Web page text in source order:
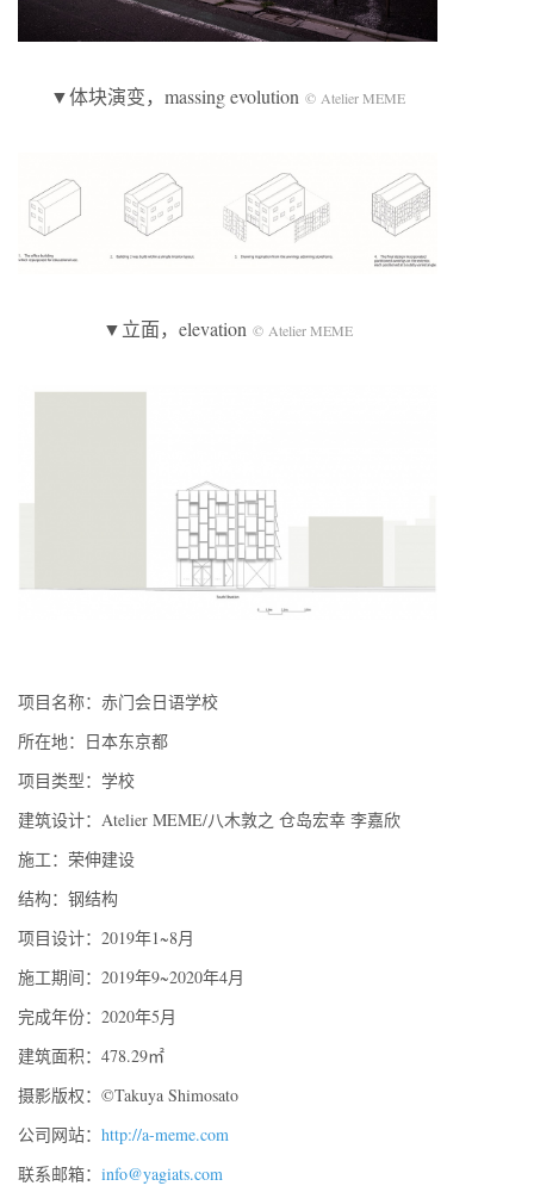
▼体块演变，massing evolution © Atelier MEME
▼立面，elevation © Atelier MEME
项目名称：赤门会日语学校
所在地：日本东京都
项目类型：学校
建筑设计：Atelier MEME/八木敦之 仓岛宏幸 李嘉欣
施工：荣伸建设
结构：钢结构
项目设计：2019年1~8月
施工期间：2019年9~2020年4月
完成年份：2020年5月
建筑面积：478.29㎡
摄影版权：©Takuya Shimosato
公司网站： http://a-meme.com
联系邮箱： info@yagiats.com